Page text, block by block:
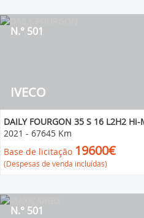
IVECO
N.° 501
DAILY FOURGON 35 S 16 L2H2
2021 - 67645 Km
Base de licitação 19600€
(Despesas de venda incluídas)
N.° 501